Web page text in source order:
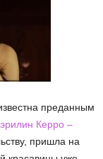
преданным
Керро –
пришла на